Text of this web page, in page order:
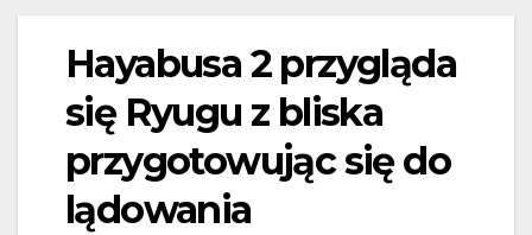
Hayabusa 2 przygląda
się Ryugu z bliska
przygotowując się do
lądowania